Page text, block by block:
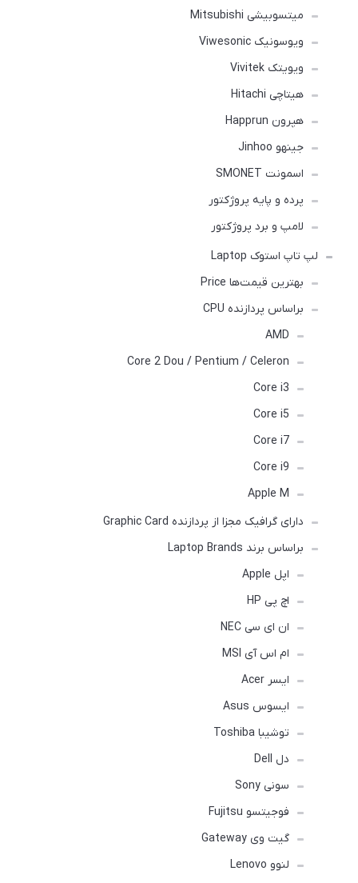
میتسوبیشی Mitsubishi
ویوسونیک Viwesonic
ویویتک Vivitek
هیتاچی Hitachi
هپرون Happrun
جینهو Jinhoo
اسمونت SMONET
پرده و پایه پروژکتور
لامپ و برد پروژکتور
لپ تاپ استوک Laptop
بهترین قیمت‌ها Price
براساس پردازنده CPU
AMD
Core 2 Dou / Pentium / Celeron
Core i3
Core i5
Core i7
Core i9
Apple M
دارای گرافیک مجزا از پردازنده Graphic Card
براساس برند Laptop Brands
اپل Apple
اچ پی HP
ان ای سی NEC
ام اس آی MSI
ایسر Acer
ایسوس Asus
توشیبا Toshiba
دل Dell
سونی Sony
فوجیتسو Fujitsu
گیت وی Gateway
لنوو Lenovo